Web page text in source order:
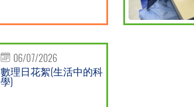
06/07/2026
數理日花絮(生活中的科
學)